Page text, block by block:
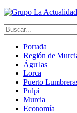
Portada
Región de
Águilas
Lorca
Puerto
Pulpí
Murcia
Economía